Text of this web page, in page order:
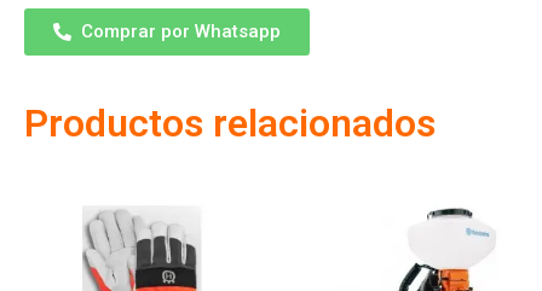
Comprar por Whatsapp
Productos relacionados